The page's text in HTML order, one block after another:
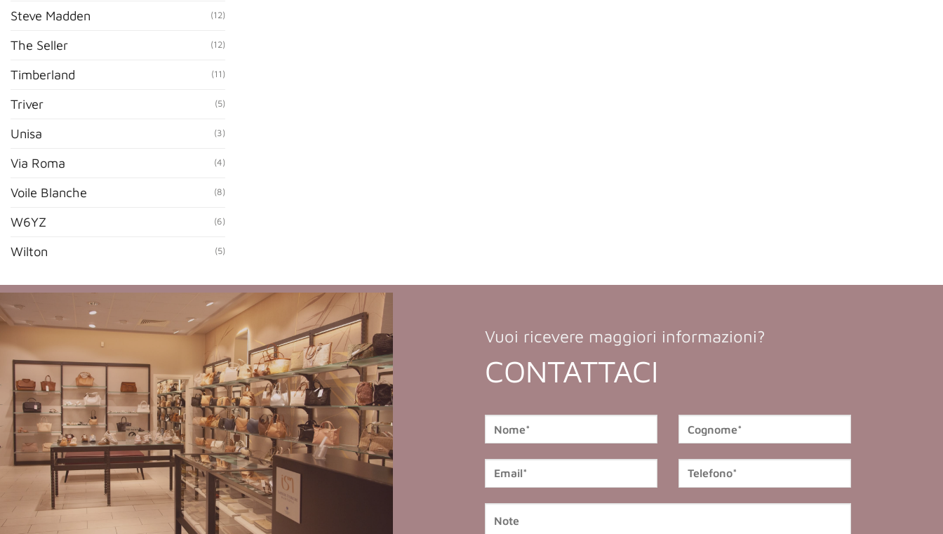
Steve Madden (12)
The Seller (12)
Timberland (11)
Triver (5)
Unisa (3)
Via Roma (4)
Voile Blanche (8)
W6YZ (6)
Wilton (5)
Vuoi ricevere maggiori informazioni?
CONTATTACI